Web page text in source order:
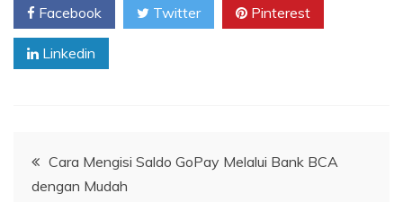
Facebook Twitter Pinterest
Linkedin
Navigasi
Cara Mengisi Saldo GoPay Melalui Bank BCA
dengan Mudah